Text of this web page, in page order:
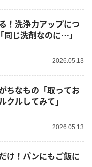
！洗浄力アップにつ
じ洗剤なのに…」
2026.05.13
ちなもの「取ってお
クルしてみて」
2026.05.13
け！パンにもご飯に